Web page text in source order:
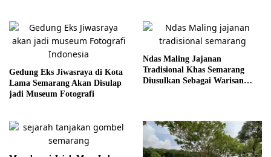
Gedung Eks Jiwasraya di Kota
Lama Semarang Akan Disulap
jadi Museum Fotografi
Ndas Maling Jajanan
Tradisional Khas Semarang
Diusulkan Sebagai Warisan